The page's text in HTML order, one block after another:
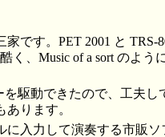
です。PET 2001 と
く、Music of a sort のよ
駆動できたので、工夫
ります。
入力して演奏する市販